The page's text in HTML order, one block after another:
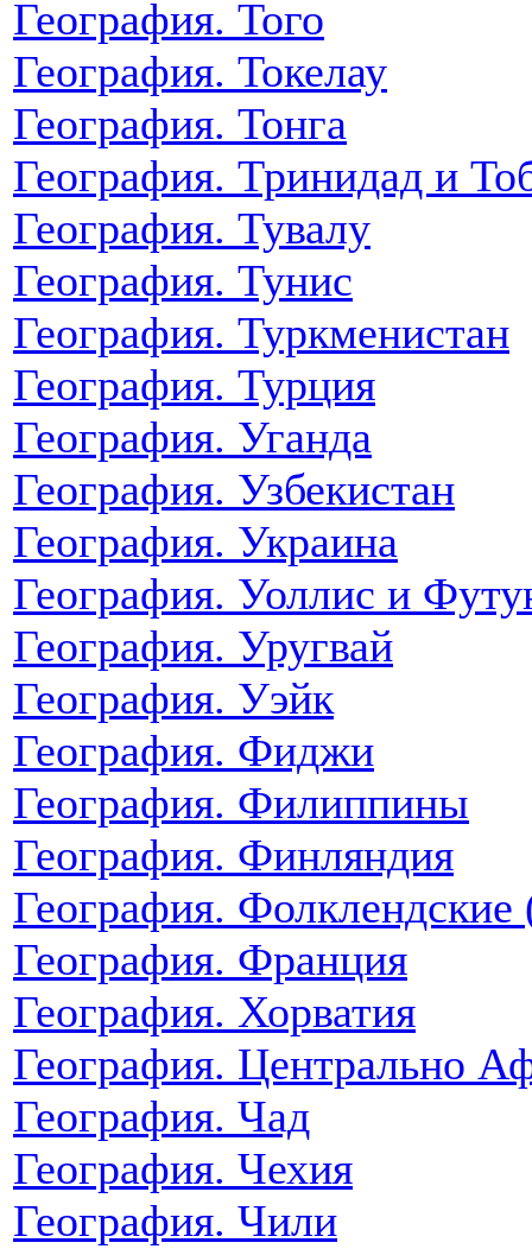
География. Того
География. Токелау
География. Тонга
География. Тринидад и
География. Тувалу
География. Тунис
География. Туркменистан
География. Турция
География. Уганда
География. Узбекистан
География. Украина
География. Уоллис и
География. Уругвай
География. Уэйк
География. Фиджи
География. Филиппины
География. Финляндия
География.
География. Франция
География. Хорватия
География. Центрально
География. Чад
География. Чехия
География. Чили